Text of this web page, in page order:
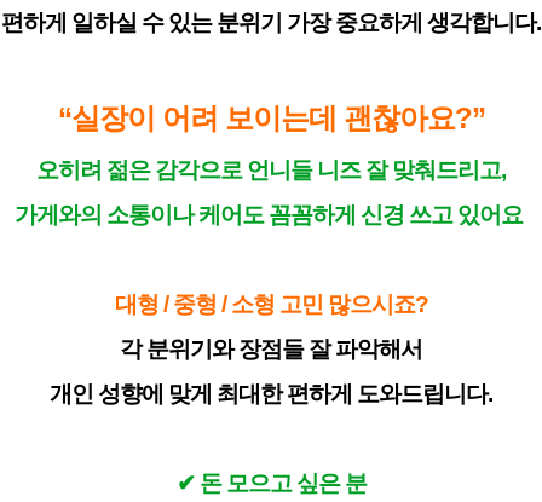
편하게 일하실 수 있는 분위기 가장 중요하게 생각합니다.
“실장이 어려 보이는데 괜찮아요?”
오히려 젊은 감각으로 언니들 니즈 잘 맞춰드리고,
가게와의 소통이나 케어도 꼼꼼하게 신경 쓰고 있어요
대형 / 중형 / 소형 고민 많으시죠?
각 분위기와 장점들 잘 파악해서
개인 성향에 맞게 최대한 편하게 도와드립니다.
✔ 돈 모으고 싶은 분